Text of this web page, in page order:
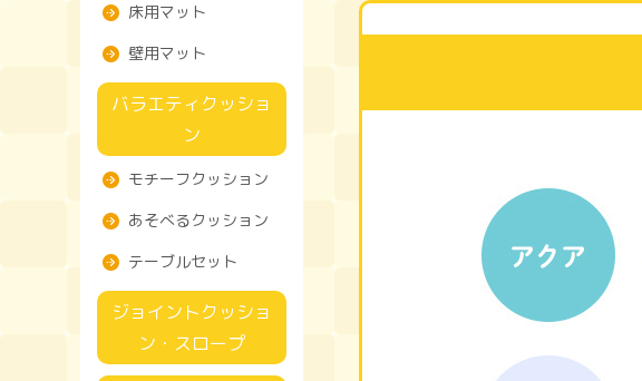
床用マット
壁用マット
バラエティクッショ
ン
モチーフクッション
あそべるクッション
テーブルセット
ジョイントクッショ
ン・スロープ